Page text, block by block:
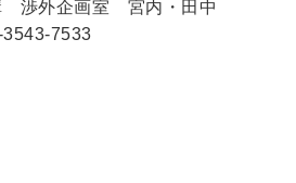
渉外企画室 宮内・田中
7533